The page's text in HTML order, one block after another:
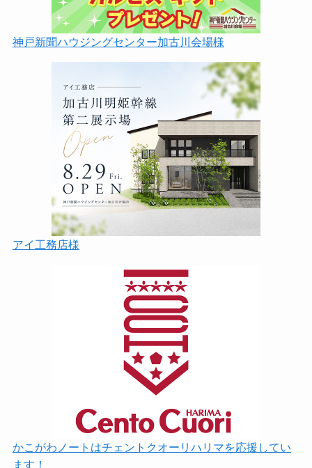
神戸新聞ハウジングセンター加古川会場様
アイ工務店様
かこがわノートはチェントクオーリハリマを応援してい
ます！